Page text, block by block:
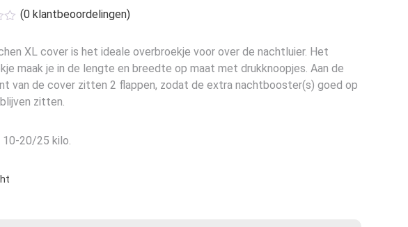
(0klantbeoordelingen)
XL cover is het ideale overbroekje voor over de nachtluier. Het
maak je in de lengte en breedte op maat met drukknoopjes. Aan de
van de cover zitten 2 flappen, zodat de extra nachtbooster(s) goed op
zitten.
10-20/25 kilo.